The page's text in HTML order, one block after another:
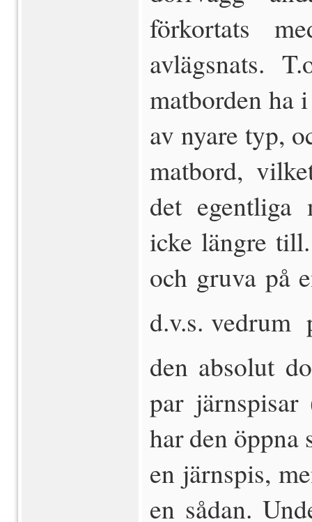
förkortats
avlägsnats.
matborden ha
av nyare typ,
matbord,
det egentliga
icke längre
och gruva på
d.v.s. vedrum
den absolut
par
har den öppna
en järnspis,
en sådan.